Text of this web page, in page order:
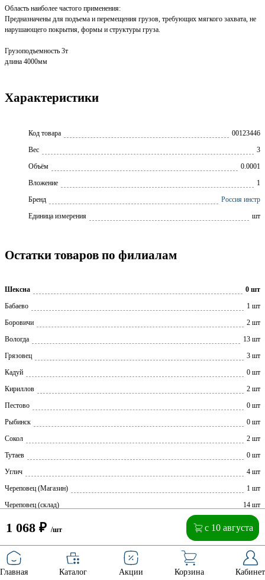
Область наиболее частого применения:
Предназначены для подъема и перемещения грузов, требующих мягкого захвата, не
нарушающего покрытия, формы и структуры груза.
Грузоподъемность 3т
длина 4000мм
Характеристики
Код товара
00123446
Вес
3
Объём
0.0001
Вложение
1
Бренд
Россия инстр
Единица измерения
шт
Остатки товаров по филиалам
Шексна
0 шт
Бабаево
1 шт
Боровичи
2 шт
Вологда
13 шт
Грязовец
3 шт
Кадуй
0 шт
Кириллов
2 шт
Пестово
0 шт
Рыбинск
0 шт
Сокол
2 шт
Тутаев
0 шт
Углич
4 шт
Череповец (Магазин)
1 шт
Череповец (склад)
14 шт
1 068 ₽ /шт с 10 августа
Главная Каталог Акции Корзина Кабинет